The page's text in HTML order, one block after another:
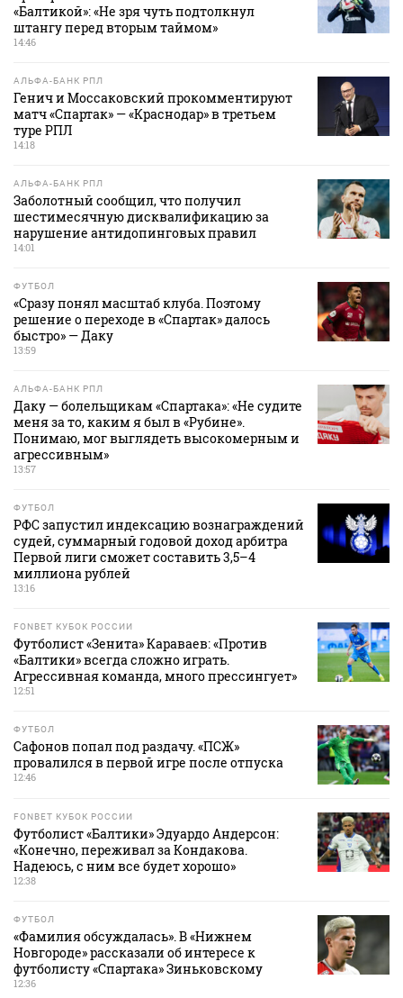
«Балтикой»: «Не зря чуть подтолкнул
штангу перед вторым таймом»
14:46
АЛЬФА-БАНК РПЛ
Генич и Моссаковский прокомментируют
матч «Спартак» — «Краснодар» в третьем
туре РПЛ
14:18
АЛЬФА-БАНК РПЛ
Заболотный сообщил, что получил
шестимесячную дисквалификацию за
нарушение антидопинговых правил
14:01
ФУТБОЛ
«Сразу понял масштаб клуба. Поэтому
решение о переходе в «Спартак» далось
быстро» — Даку
13:59
АЛЬФА-БАНК РПЛ
Даку — болельщикам «Спартака»: «Не судите
меня за то, каким я был в «Рубине».
Понимаю, мог выглядеть высокомерным и
агрессивным»
13:57
ФУТБОЛ
РФС запустил индексацию вознаграждений
судей, суммарный годовой доход арбитра
Первой лиги сможет составить 3,5–4
миллиона рублей
13:16
FONBET КУБОК РОССИИ
Футболист «Зенита» Караваев: «Против
«Балтики» всегда сложно играть.
Агрессивная команда, много прессингует»
12:51
ФУТБОЛ
Сафонов попал под раздачу. «ПСЖ»
провалился в первой игре после отпуска
12:46
FONBET КУБОК РОССИИ
Футболист «Балтики» Эдуардо Андерсон:
«Конечно, переживал за Кондакова.
Надеюсь, с ним все будет хорошо»
12:38
ФУТБОЛ
«Фамилия обсуждалась». В «Нижнем
Новгороде» рассказали об интересе к
футболисту «Спартака» Зиньковскому
12:36